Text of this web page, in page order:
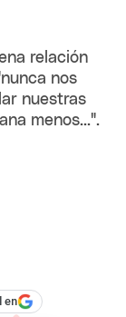
relación
nos
nuestras
menos...".
en